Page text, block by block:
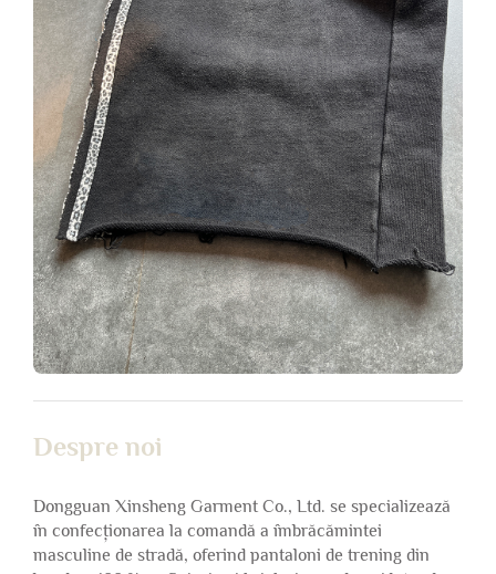
Despre noi
Dongguan Xinsheng Garment Co., Ltd. se specializează
în confecționarea la comandă a îmbrăcămintei
masculine de stradă, oferind pantaloni de trening din